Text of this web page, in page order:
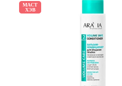
МАСТ
ХЭВ